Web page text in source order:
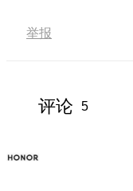
举报
评论 5